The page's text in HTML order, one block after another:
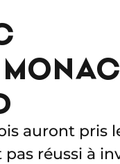
auront pris
réussi à